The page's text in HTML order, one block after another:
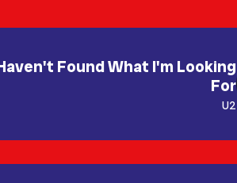
Found What I'm Looking
For
U2